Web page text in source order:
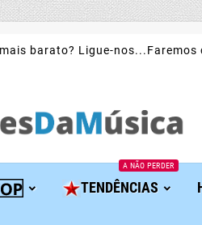
barato? Ligue-
TENDÊNCIAS
A NÃO PERDER